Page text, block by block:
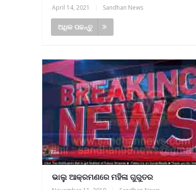
April 14, 2021 Sandhan News
ଅଧିକ ପଢନ୍ତୁ
ଭାଲୁ ଆକ୍ରମଣରେ ମହିଳା ଗୁରୁତର